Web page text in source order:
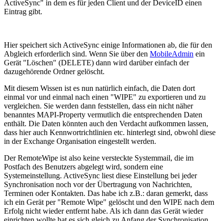
ActiveSync" in dem es für jeden Client und der DeviceID einen
Eintrag gibt.
Hier speichert sich ActiveSync einige Informationen ab, die für den
Abgleich erforderlich sind. Wenn Sie über den MobileAdmin ein
Gerät "Löschen" (DELETE) dann wird darüber einfach der
dazugehörende Ordner gelöscht.
Mit diesem Wissen ist es nun natürlich einfach, die Daten dort
einmal vor und einmal nach einen "WIPE" zu exportieren und zu
vergleichen. Sie werden dann feststellen, dass ein nicht näher
benanntes MAPI-Property vermutlich die entsprechenden Daten
enthält. Die Daten könnten auch den Verdacht aufkommen lassen,
dass hier auch Kennwortrichtlinien etc. hinterlegt sind, obwohl diese
in der Exchange Organisation eingestellt werden.
Der RemoteWipe ist also keine versteckte Systemmail, die im
Postfach des Benutzers abgelegt wird, sondern eine
Systemeinstellung. ActiveSync liest diese Einstellung bei jeder
Synchronisation noch vor der Übertragung von Nachrichten,
Terminen oder Kontakten. Das habe ich z.B.: daran gemerkt, dass
ich ein Gerät per "Remote Wipe" gelöscht und den WIPE nach dem
Erfolg nicht wieder entfernt habe. Als ich dann das Gerät wieder